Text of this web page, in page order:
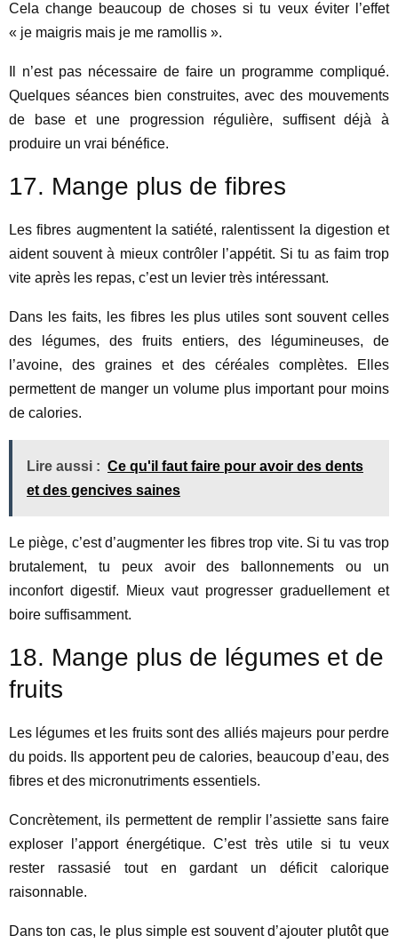
Cela change beaucoup de choses si tu veux éviter l’effet
« je maigris mais je me ramollis ».
Il n’est pas nécessaire de faire un programme compliqué.
Quelques séances bien construites, avec des mouvements
de base et une progression régulière, suffisent déjà à
produire un vrai bénéfice.
17. Mange plus de fibres
Les fibres augmentent la satiété, ralentissent la digestion et
aident souvent à mieux contrôler l’appétit. Si tu as faim trop
vite après les repas, c’est un levier très intéressant.
Dans les faits, les fibres les plus utiles sont souvent celles
des légumes, des fruits entiers, des légumineuses, de
l’avoine, des graines et des céréales complètes. Elles
permettent de manger un volume plus important pour moins
de calories.
Lire aussi : Ce qu'il faut faire pour avoir des dents
et des gencives saines
Le piège, c’est d’augmenter les fibres trop vite. Si tu vas trop
brutalement, tu peux avoir des ballonnements ou un
inconfort digestif. Mieux vaut progresser graduellement et
boire suffisamment.
18. Mange plus de légumes et de
fruits
Les légumes et les fruits sont des alliés majeurs pour perdre
du poids. Ils apportent peu de calories, beaucoup d’eau, des
fibres et des micronutriments essentiels.
Concrètement, ils permettent de remplir l’assiette sans faire
exploser l’apport énergétique. C’est très utile si tu veux
rester rassasié tout en gardant un déficit calorique
raisonnable.
Dans ton cas, le plus simple est souvent d’ajouter plutôt que